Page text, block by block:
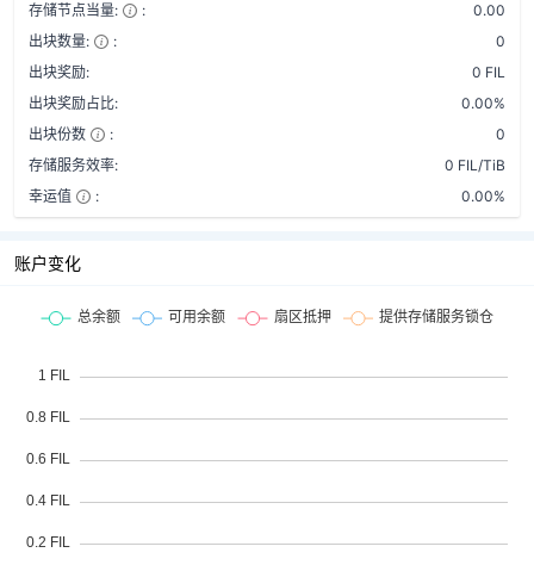
存储节点当量:
:
0.00
出块数量:
:
0
出块奖励:
0 FIL
出块奖励占比:
0.00%
出块份数
:
0
存储服务效率:
0 FIL/TiB
幸运值
: 0.00%
账户变化